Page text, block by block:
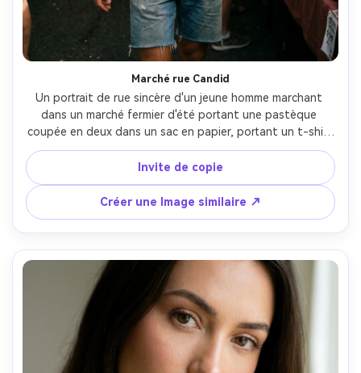
Marché rue Candid
Un portrait de rue sincère d'un jeune homme marchant
dans un marché fermier d'été portant une pastèque
coupée en deux dans un sac en papier, portant un t-shirt
pastel détendu et des lunettes de soleil, la lumière du
soleil tachetée à travers les auvents, des stands animés
flous derrière, tourné sur Fujifilm X-T5 56mm, mi-prise à la
hauteur des yeux, ambiance documentaire avec des verts
et des rouges riches, photoréaliste-AR 4:5
Invite de copie
Créer une Image similaire ↗
Créez des images IA
à l’infini. 100 %
gratuit!
Créer Gratuitement →